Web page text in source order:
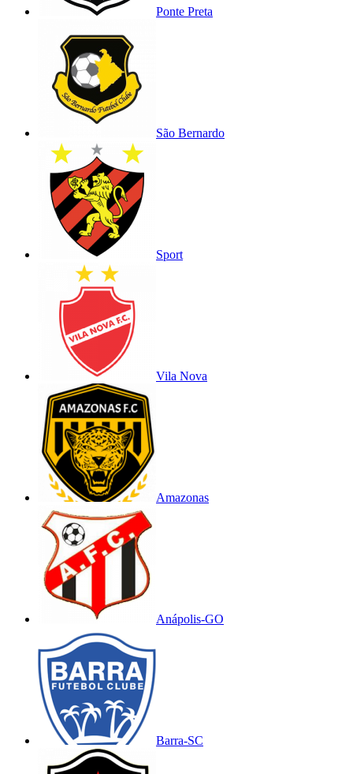
Ponte Preta
São Bernardo
Sport
Vila Nova
Amazonas
Anápolis-GO
Barra-SC